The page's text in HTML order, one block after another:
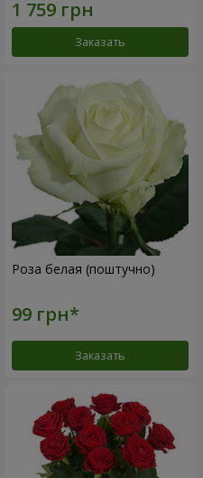
Заказать
Роза белая (поштучно)
Заказать